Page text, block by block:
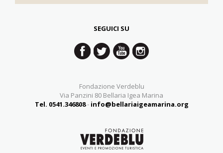
navigation
SEGUICI SU
Fondazione Verdeblu
Via Panzini 80 Bellaria Igea Marina
Tel. 0541.346808-info@bellariaigeamarina.org